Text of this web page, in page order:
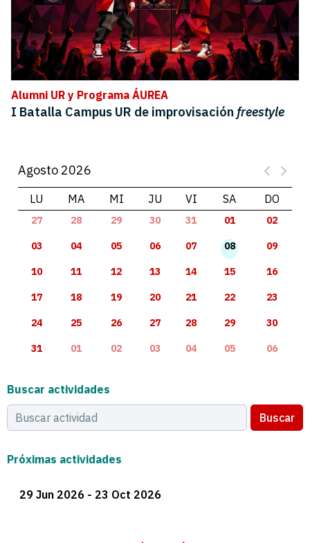
Alumni UR y Programa ÁUREA
I Batalla Campus UR de improvisación freestyle
Agosto 2026
LU MA MI JU VI SA DO
27 28 29 30 31 01 02
03 04 05 06 07 08 09
10 11 12 13 14 15 16
17 18 19 20 21 22 23
24 25 26 27 28 29 30
31 01 02 03 04 05 06
Buscar actividades
Buscar
Próximas actividades